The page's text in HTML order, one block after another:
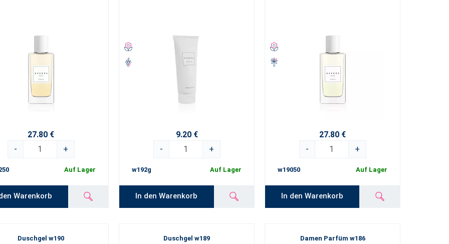
27.80 €
-
+
Auf Lager
Warenkorb
9.20 €
-
+
w192g Auf Lager
In den Warenkorb
27.80 €
-
+
w19050 Auf Lager
In den Warenkorb
Duschgel w190 Duschgel w189 Damen Parfüm w186